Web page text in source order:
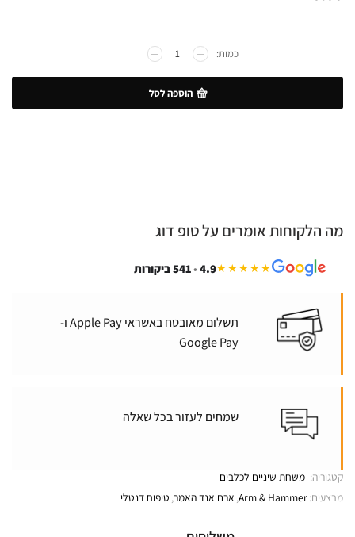
הוספה לסל
מה הלקוחות אומרים על טופ דוג
★★★★★
4.9
•541 ביקורות
תשלום מאובטח באשראי Apple Pay ו-
Google Pay
שמחים לעזור בכל שאלה
קטגוריה: משחת שיניים לכלבים
מבצעים:Arm & Hammer
, ארם אנד האמר, טיפוח דנטלי